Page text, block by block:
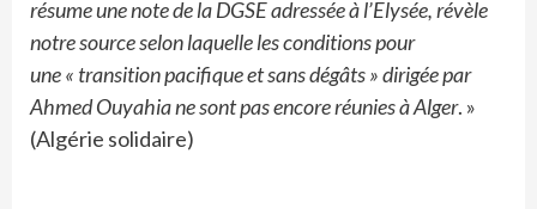
résume une note de la DGSE adressée à l’Elysée, révèle
notre source selon laquelle les conditions pour
une « transition pacifique et sans dégâts » dirigée par
Ahmed Ouyahia ne sont pas encore réunies à Alger. »
(Algérie solidaire)